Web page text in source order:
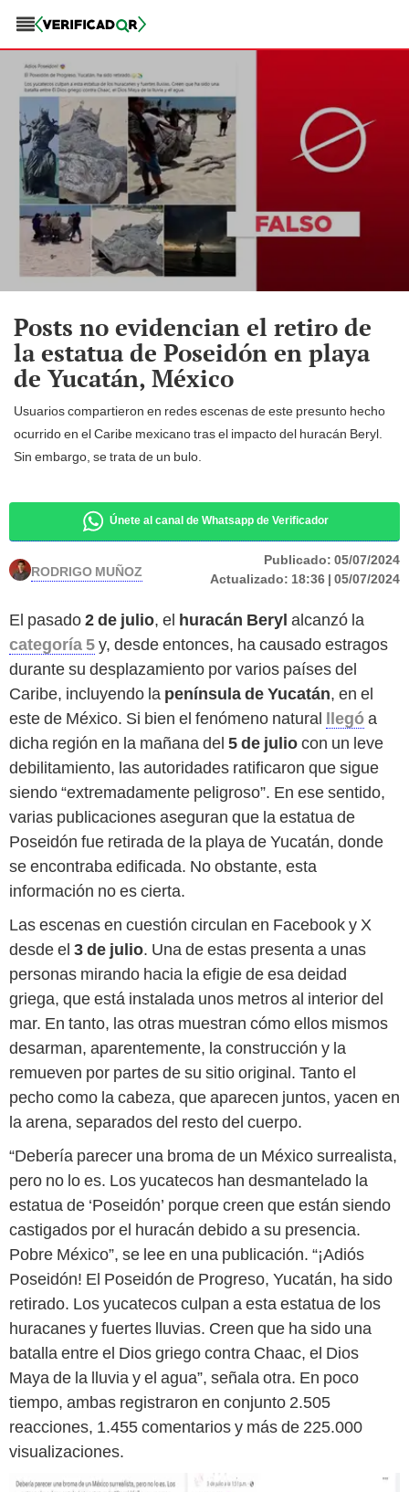
Posts no evidencian el retiro de
la estatua de Poseidón en playa
de Yucatán, México
Usuarios compartieron en redes escenas de este presunto hecho
ocurrido en el Caribe mexicano tras el impacto del huracán Beryl.
Sin embargo, se trata de un bulo.
Únete al canal de Whatsapp de Verificador
RODRIGO MUÑOZ Publicado: 05/07/2024
Actualizado: 18:36 | 05/07/2024
El pasado2 de julio, el huracán Beryl alcanzó la
categoría 5y, desde entonces, ha causado estragos
durante su desplazamiento por varios países del
Caribe, incluyendo la península de Yucatán, en el
este de México. Si bien el fenómeno natural llegóa
dicha región en la mañana del 5 de juliocon un leve
debilitamiento, las autoridades ratificaron que sigue
siendo “extremadamente peligroso”. En ese sentido,
varias publicaciones aseguran que la estatua de
Poseidón fue retirada de la playa de Yucatán, donde
se encontraba edificada. No obstante, esta
información no es cierta.
Las escenas en cuestión circulan en Facebook y X
desde el 3 de julio. Una de estas presenta a unas
personas mirando hacia la efigie de esa deidad
griega, que está instalada unos metros al interior del
mar. En tanto, las otras muestran cómo ellos mismos
desarman, aparentemente, la construcción y la
remueven por partes de su sitio original. Tanto el
pecho como la cabeza, que aparecen juntos, yacen en
la arena, separados del resto del cuerpo.
“Debería parecer una broma de un México surrealista,
pero no lo es. Los yucatecos han desmantelado la
estatua de ‘Poseidón’ porque creen que están siendo
castigados por el huracán debido a su presencia.
Pobre México”, se lee en una publicación. “¡Adiós
Poseidón! El Poseidón de Progreso, Yucatán, ha sido
retirado. Los yucatecos culpan a esta estatua de los
huracanes y fuertes lluvias. Creen que ha sido una
batalla entre el Dios griego contra Chaac, el Dios
Maya de la lluvia y el agua”, señala otra. En poco
tiempo, ambas registraron en conjunto 2.505
reacciones, 1.455 comentarios y más de 225.000
visualizaciones.